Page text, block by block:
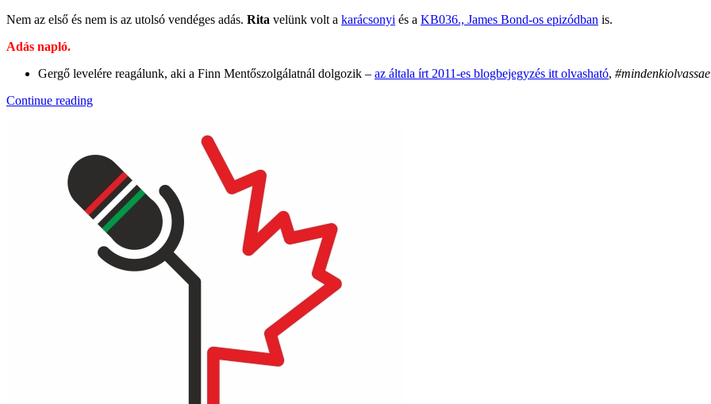
Nem az első és nem is az utolsó vendéges adás. Rita velünk volt a karácsonyi és a KB036., James Bond-os epizódban is.
Adás napló.
Gergő levelére reagálunk, aki a Finn Mentőszolgálatnál dolgozik – az általa írt 2011-es blogbejegyzés itt olvasható,
Continue reading“KB037